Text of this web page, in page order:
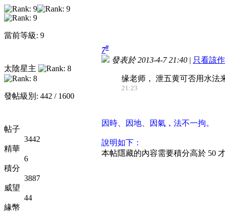
當前等級: 9
太陰星主
發帖級別: 442 / 1600
帖子
3442
精華
6
積分
3887
威望
44
緣幣
7#
發表於 2013-4-7 21:40 | 只看該
缘老师， 泄五黄可否用水法
21:23
因時、因地、因氣，法不一拘。
說明如下：
本帖隱藏的內容需要積分高於 50